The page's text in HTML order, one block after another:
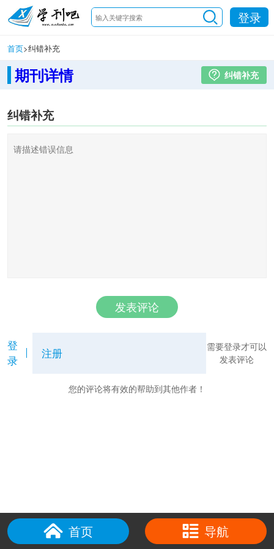
登录
首页>纠错补充
期刊详情 纠错补充
纠错补充
发表评论
登
录
注册
需要登录才可以
发表评论
您的评论将有效的帮助到其他作者！
首页 导航